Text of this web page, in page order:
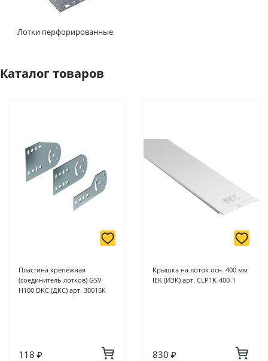
Лотки перфорированные
Каталог товаров
Пластина крепежная
(соединитель лотков) GSV
H100 DKC (ДКС) арт. 30015К
118 ₽
Крышка на лоток осн. 400 мм
IEK (ИЭК) арт. CLP1K-400-1
830 ₽